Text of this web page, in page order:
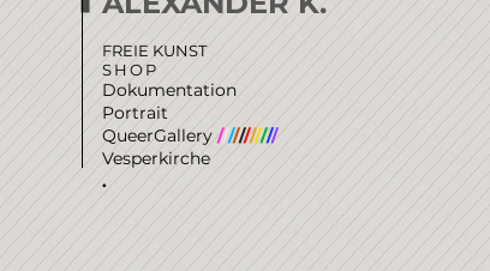
FREIE KUNST
SHOP
Dokumentation
Portrait
QueerGallery ///////////
Vesperkirche
.